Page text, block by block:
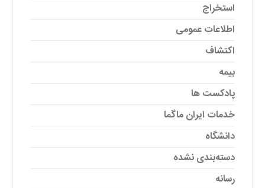
استخراج
اطلاعات عمومی
اکتشاف
بیمه
پادکست ها
خدمات ایران ماگما
دانشگاه
دسته‌بندی نشده
رسانه